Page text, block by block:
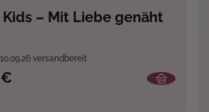
– Mit Liebe genäht
versandbereit